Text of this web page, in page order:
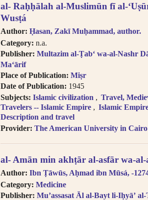
Diacritical vowels are
i.e. Ḥajjāj = Hajjaj.
Try searching places by
Cairo, Qahira, Qahirah, Tehran,
Try searching places in English,
transliteration, i.e. Egypt, Egypte,
Try searching subject terms in
transliteration, i.e. philosophy,
Try searching names with or
“Al-“.
Diacritics on the last letter of a
i.e. search for al-Kabir not al-Kabiru.
Tanwīn al-Fatḥ is written in
search for khassatan.
Tāʼ Marbūṭah is written as -h
cases of al-Iḍāfah (compound
al- Raḥḥālah al-Muslimūn fī al-
Wusṭá
Author: Ḥasan, Zakī Muḥammad, author.
Category: n.a.
Publisher: Multazim al-Ṭabʻ wa-al-Nashr
Maʻārif
Place of Publication: Miṣr
Date of Publication: 1945
Subjects: Islamic civilization
Travel,
Travelers -- Islamic Empire
Islamic
Description and travel
Provider: The American University in Cairo
al- Amān min akhṭār al-asfār wa-al-
Author: Ibn Ṭāwūs, Aḥmad ibn Mūsá, -
Category: Medicine
Publisher: Muʼassasat Āl al-Bayt li-Iḥyāʼ